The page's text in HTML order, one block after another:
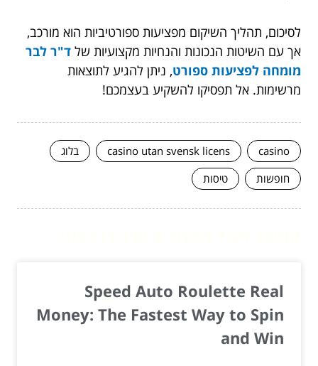
לסיכום, תהליך השיקום מפציעות ספורטיביות הוא מורכב,
אך עם השיטות הנכונות והנחיות מקצועיות של ד"ר לבר
מומחה לפציעות ספורט, ניתן להגיע לתוצאות
מרשימות. אל תפסיקו להשקיע בעצמכם!
casino
casino utan svensk licens
בלוג
חופשות
טיסות
Speed Auto Roulette Real
Money: The Fastest Way to Spin
and Win